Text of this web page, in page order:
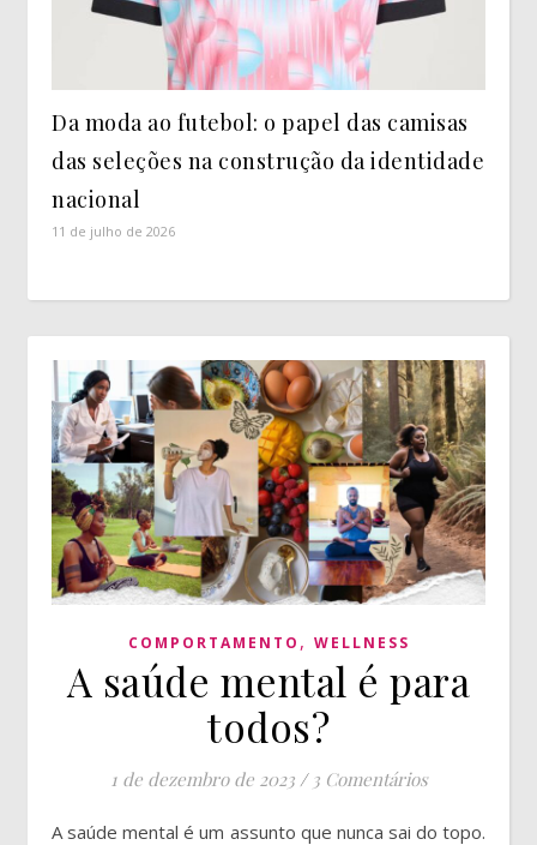
Da moda ao futebol: o papel das camisas
das seleções na construção da identidade
nacional
11 de julho de 2026
COMPORTAMENTO , WELLNESS
A saúde mental é para
todos?
1 de dezembro de 2023 / 3 Comentários
A saúde mental é um assunto que nunca sai do topo.